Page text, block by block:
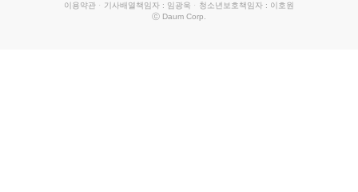
이용약관 · 기사배열책임자 : 임광욱 · 청소년보호책임자 : 이호원
ⓒ Daum Corp.